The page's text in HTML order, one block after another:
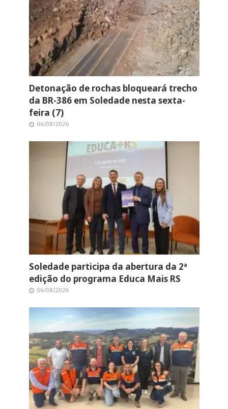
Detonação de rochas bloqueará trecho
da BR-386 em Soledade nesta sexta-
feira (7)
06/08/2026
Soledade participa da abertura da 2ª
edição do programa Educa Mais RS
06/08/2026